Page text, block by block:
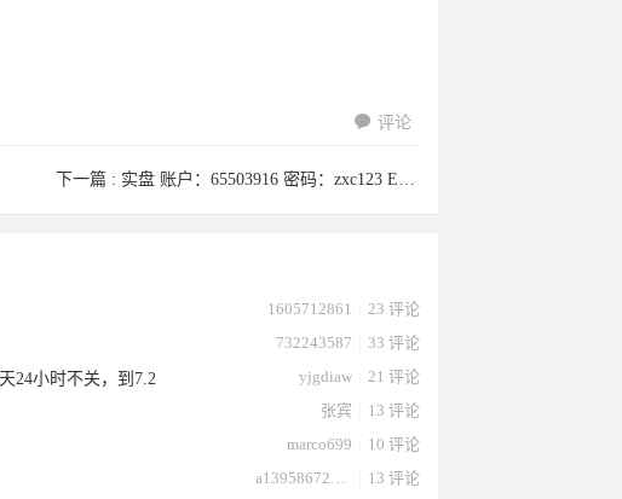
评论
下一篇 : 实盘 账户：65503916 密码：zxc123 ECMarkets-Live01
23 评论
1605712861
33 评论
732243587
24小时不关，到7.2
21 评论
yjgdiaw
13 评论
张宾
10 评论
marco699
13 评论
a13958672232